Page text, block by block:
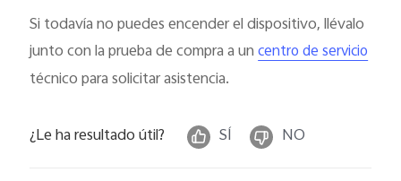
Si todavía no puedes encender el dispositivo, llévalo
junto con la prueba de compra a uncentro de servicio
técnico para solicitar asistencia.
¿Le ha resultado útil? SÍ NO